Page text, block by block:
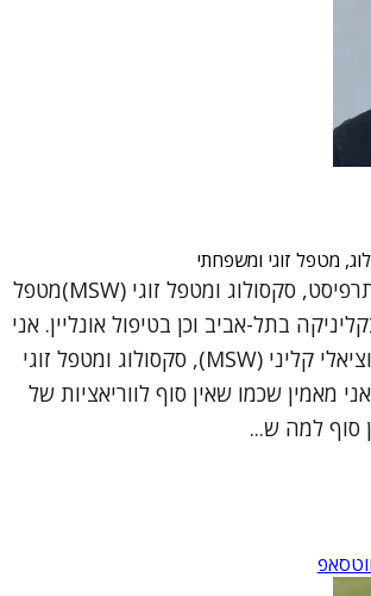
מטפל זוגי ומשפחתי
שי שפיצן – פסיכותרפיסט, סקסולוג ומטפל זוגי (MSW)מטפל
בתל-אביב וכן בטיפול אונליין. אני
שי שפיצן, עובד סוציאלי קליני (MSW), סקסולוג ומטפל זוגי
מאמין שכמו שאין סוף לווריאציות של
סוף למה ש...